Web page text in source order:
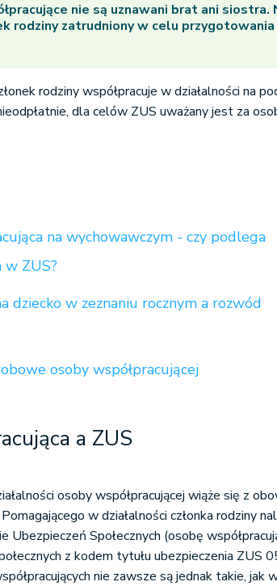
nie są uznawani brat ani siostra.
rodziny zatrudniony w celu przygotowania
rodziny współpracuje w działalności na
dla celów ZUS uważany jest za
na wychowawczym - czy podlega
w ZUS?
dziecko w zeznaniu rocznym a rozwód
osoby współpracującej
a ZUS
osoby współpracującej wiąże się z
Pomagającego w działalności członka rodziny
Ubezpieczeń Społecznych (osobę
z kodem tytułu ubezpieczenia ZUS
nie zawsze są jednak takie, jak